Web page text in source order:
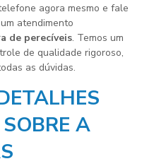
agora mesmo e fale
atendimento
de perecíveis. Temos um
de qualidade rigoroso,
as dúvidas.
A